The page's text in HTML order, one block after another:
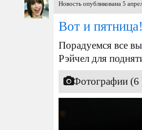
Новость опубликована 5
Вот и пятница!
Порадуемся все
Рэйчел для
Фотографии (6